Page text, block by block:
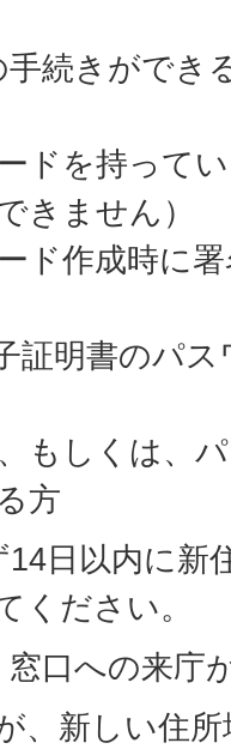
続きができ
ドを持って
きません）
ド作成時に
証明書のパ
もしくは、
方
日以内に新
ください。
口への来庁
、新しい住